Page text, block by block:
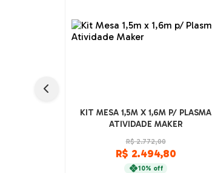
KIT MESA 1,5M X 1,6M P/ PLASMA
ATIVIDADE MAKER
R$ 2.772,00
R$ 2.494,80
10% off